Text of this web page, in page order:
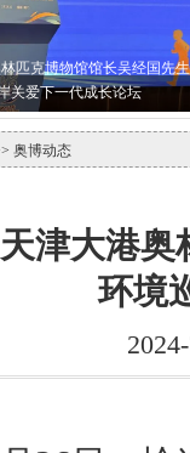
匹克博物馆馆长吴经国先
关爱下一代成长论坛
奥博动态
津大港
环境
2024-